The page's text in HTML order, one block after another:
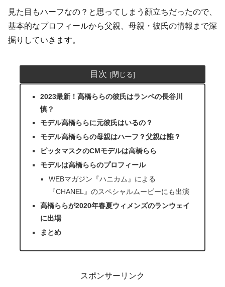
見た目もハーフなの？と思ってしまう顔立ちだったので、
基本的なプロフィールから父親、母親・彼氏の情報まで深
掘りしていきます。
目次
2023最新！高橋ららの彼氏はランペの長谷川
慎？
モデル高橋ららに元彼氏はいるの？
モデル高橋ららの母親はハーフ？父親は誰？
ピッタマスクのCMモデルは高橋らら
モデルは高橋ららのプロフィール
WEBマガジン『ハニカム』による
『CHANEL』のスペシャルムービーにも出演
高橋ららが2020年春夏ウィメンズのランウェイ
に出場
まとめ
スポンサーリンク